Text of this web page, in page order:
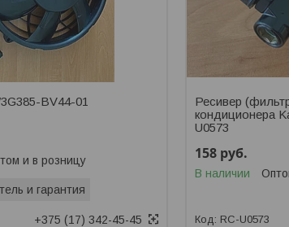
BV44-01
и в розницу
и гарантия
+375 (17) 342-45-45
Ресивер
кондиционера
U0573
158 руб.
В наличии
RC-U0573